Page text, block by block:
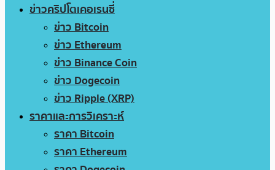
ข่าวคริปโตเคอเรนซี่
ข่าว Bitcoin
ข่าว Ethereum
ข่าว Binance Coin
ข่าว Dogecoin
ข่าว Ripple (XRP)
ราคาและการวิเคราะห์
ราคา Bitcoin
ราคา Ethereum